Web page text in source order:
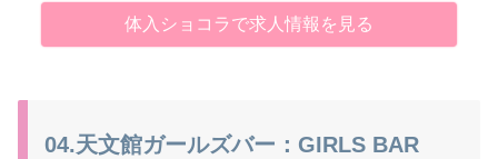
体入ショコラで求人情報を見る
04.天文館ガールズバー：GIRLS BAR